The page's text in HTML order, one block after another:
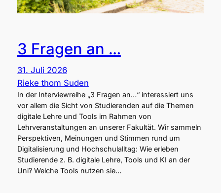
3 Fragen an …
31. Juli 2026
Rieke thom Suden
In der Interviewreihe „3 Fragen an…“ interessiert uns
vor allem die Sicht von Studierenden auf die Themen
digitale Lehre und Tools im Rahmen von
Lehrveranstaltungen an unserer Fakultät. Wir sammeln
Perspektiven, Meinungen und Stimmen rund um
Digitalisierung und Hochschulalltag: Wie erleben
Studierende z. B. digitale Lehre, Tools und KI an der
Uni? Welche Tools nutzen sie…